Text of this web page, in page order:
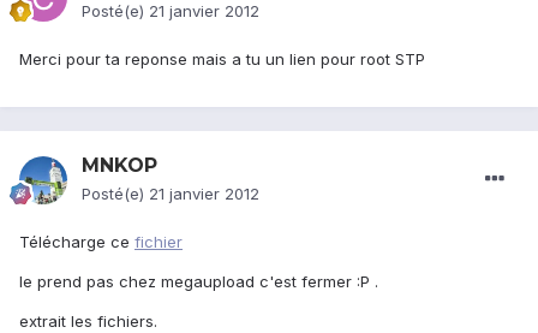
Posté(e) 21 janvier 2012
Merci pour ta reponse mais a tu un lien pour root STP
MNKOP
Posté(e) 21 janvier 2012
Télécharge ce fichier
le prend pas chez megaupload c'est fermer :P .
extrait les fichiers.